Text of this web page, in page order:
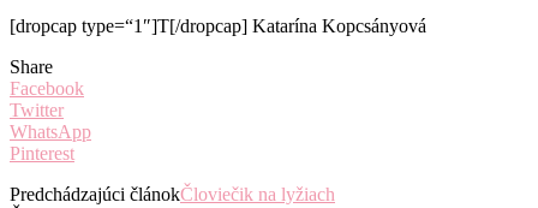
[dropcap type=“1″]T[/dropcap] Katarína Kopcsányová
Share
Facebook
Twitter
WhatsApp
Pinterest
Predchádzajúci článokČloviečik na lyžiach